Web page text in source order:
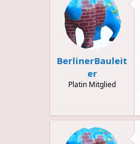
BerlinerBauleit
er
Platin Mitglied